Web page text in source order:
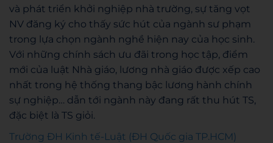
và phát triển khởi nghiệp nhà trường, sự tăng vọt
NV đăng ký cho thấy sức hút của ngành sư phạm
trong lựa chọn ngành nghề hiện nay của học sinh.
Với những chính sách ưu đãi trong học tập, điểm
mới của luật Nhà giáo, lương nhà giáo được xếp cao
nhất trong hệ thống thang bậc lương hành chính
sự nghiệp… dẫn tới ngành này đang rất thu hút TS,
đặc biệt là TS giỏi.
Trường ĐH Kinh tế-Luật (ĐH Quốc gia TP.HCM)